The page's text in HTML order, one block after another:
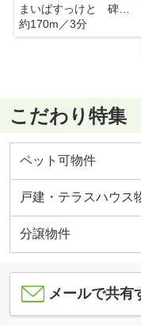
まいばすっけと 碑文谷１丁目店
約170m／3分
こだわり特集
ペット可物件
戸建・テラスハウス
分譲物件
メールで共有